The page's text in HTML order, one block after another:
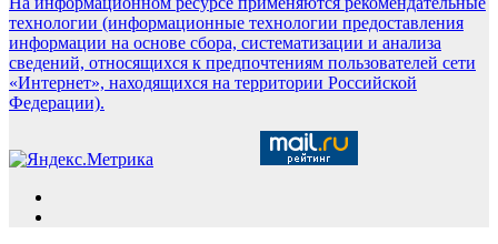
технологии (информационные технологии предоставления
информации на основе сбора, систематизации и анализа
сведений, относящихся к предпочтениям пользователей сети
«Интернет», находящихся на территории Российской
Федерации).